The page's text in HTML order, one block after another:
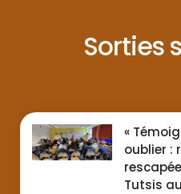
Sorties
«
oublier :
Tutsis